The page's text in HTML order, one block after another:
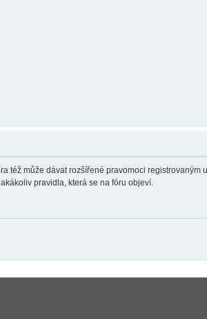
též může dávat rozšířené pravomoci registrovaným
pravidla, která se na fóru objeví.